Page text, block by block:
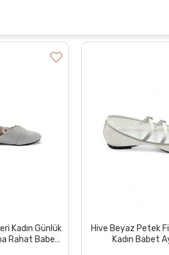
Kadın Günlük
Rahat Babet
Hive Beyaz Petek
Kadın Babet